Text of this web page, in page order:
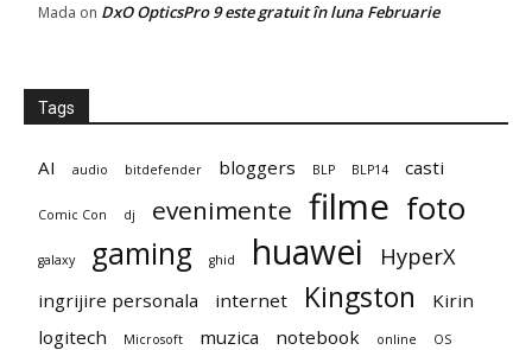
Mada on DxO OpticsPro 9 este gratuit în luna Februarie
Tags
AI audio bitdefender bloggers BLP BLP14 casti
Comic Con dj evenimente filme foto
galaxy gaming ghid huawei HyperX
ingrijire personala internet Kingston
Kirin
logitech
Microsoft muzica notebook online OS